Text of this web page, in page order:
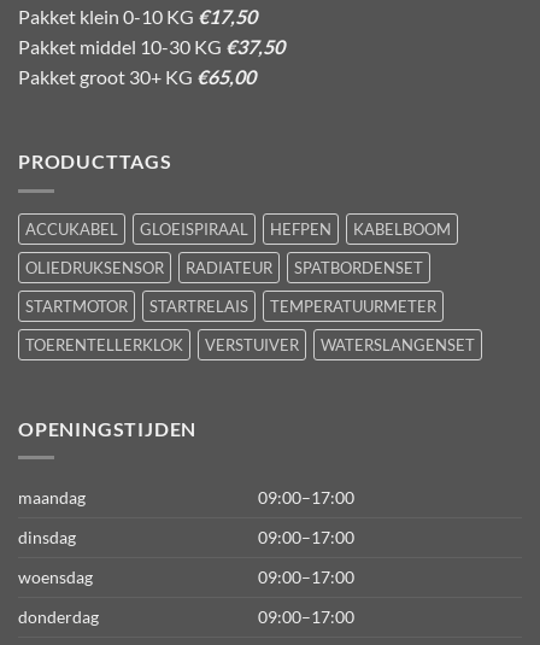
Pakket klein 0-10 KG €17,50
Pakket middel 10-30 KG €37,50
Pakket groot 30+ KG €65,00
PRODUCTTAGS
ACCUKABEL GLOEISPIRAAL HEFPEN
KABELBOOM
OLIEDRUKSENSOR
RADIATEUR
SPATBORDENSET
STARTMOTOR
STARTRELAIS
TEMPERATUURMETER
TOERENTELLERKLOK
VERSTUIVER WATERSLANGENSET
OPENINGSTIJDEN
maandag
09:00–17:00
dinsdag
09:00–17:00
woensdag
09:00–17:00
donderdag
09:00–17:00